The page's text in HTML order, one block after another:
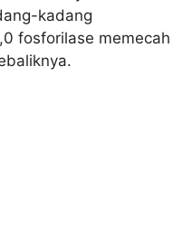
kadang
fosforilase memecah